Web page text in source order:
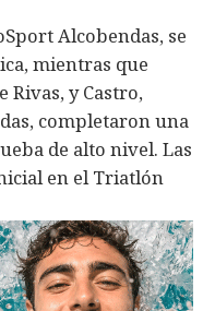
Alcobendas, se
mientras que
Rivas, y Castro,
completaron una
de alto nivel. Las
en el Triatlón